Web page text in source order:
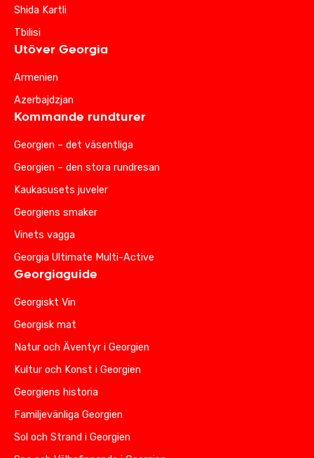
Shida Kartli
Tbilisi
Utöver Georgia
Armenien
Azerbajdzjan
Kommande rundturer
Georgien – det väsentliga
Georgien – den stora rundresan
Kaukasusets juveler
Georgiens smaker
Vinets vagga
Georgia Ultimate Multi-Active
Georgiaguide
Georgiskt Vin
Georgisk mat
Natur och Äventyr i Georgien
Kultur och Konst i Georgien
Georgiens historia
Familjevänliga Georgien
Sol och Strand i Georgien